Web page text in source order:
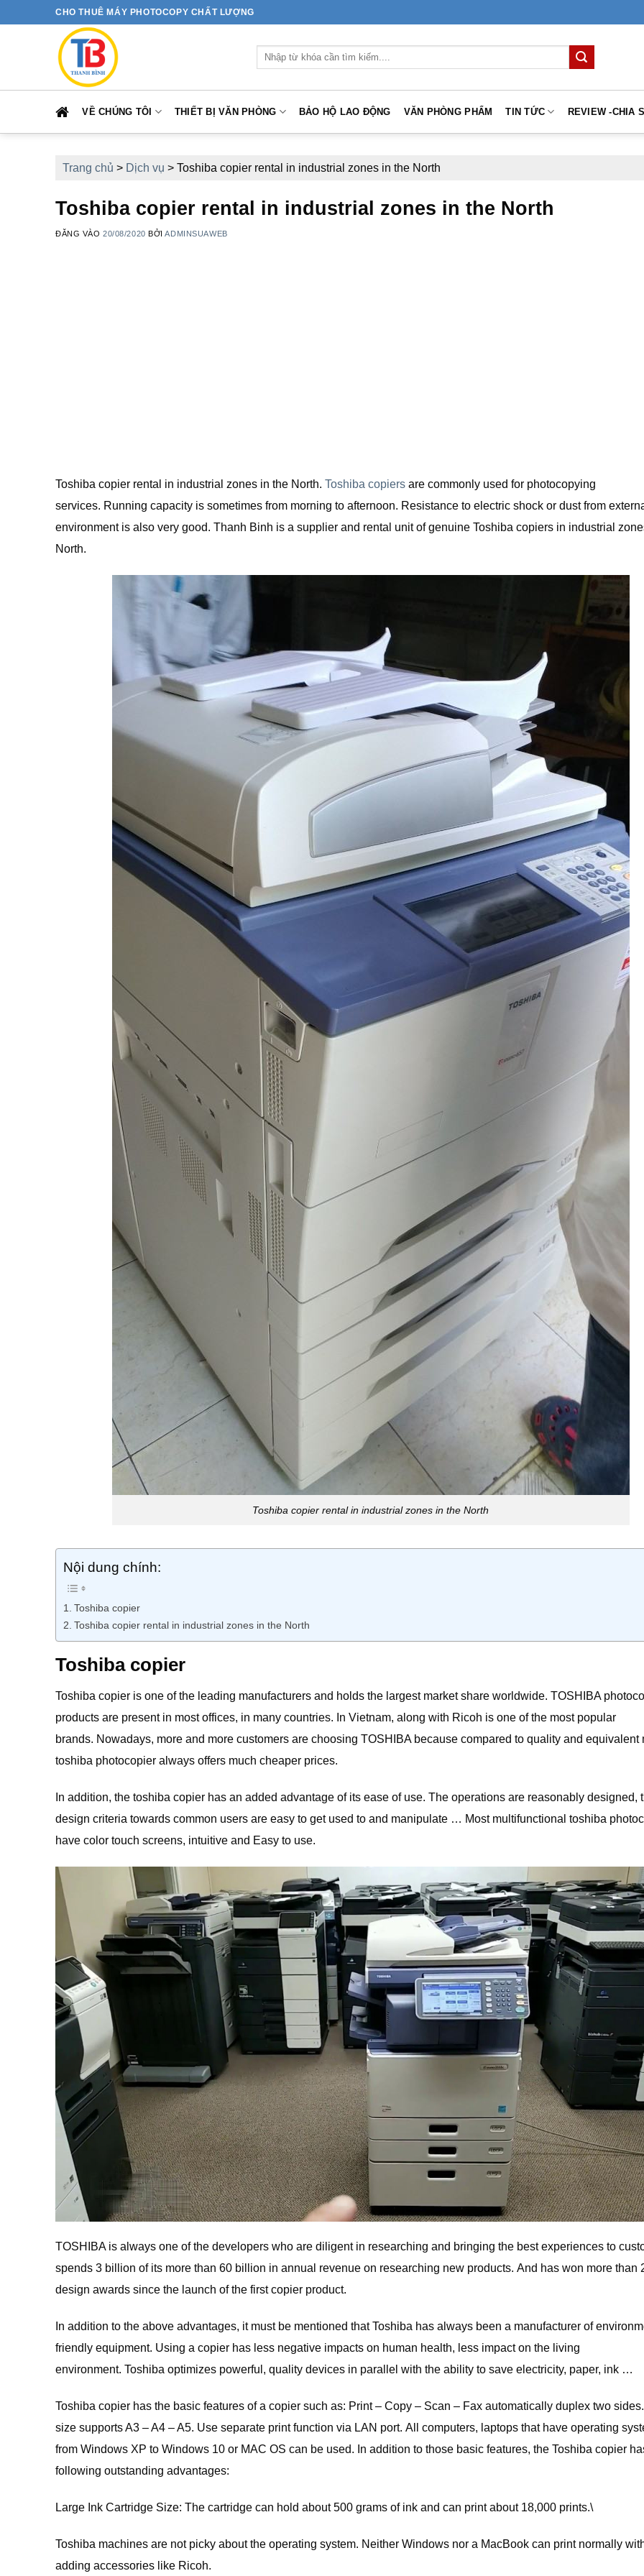
qua
CHO THUÊ MÁY PHOTOCOPY CHẤT LƯỢNG
Tìm
kiếm:
VỀ CHÚNG TÔI THIẾT BỊ VĂN PHÒNG BẢO HỘ LAO ĐỘNG VĂN PHÒNG PHẨM TIN TỨC REVIEW -CHIA
Trang chủ > Dịch vụ > Toshiba copier rental in industrial zones in the North
Toshiba copier rental in industrial zones in the North
ĐĂNG VÀO20/08/2020 BỞIADMINSUAWEB
Toshiba copier rental in industrial zones in the North. Toshiba copiers are commonly used for photocopying
services. Running capacity is sometimes from morning to afternoon. Resistance to electric shock or dust from
environment is also very good. Thanh Binh is a supplier and rental unit of genuine Toshiba copiers in industrial
North.
Toshiba copier rental in industrial zones in the North
Nội dung chính:
Toshiba copier
Toshiba copier rental in industrial zones in the North
Toshiba copier
Toshiba copier is one of the leading manufacturers and holds the largest market share worldwide. TOSHIBA
products are present in most offices, in many countries. In Vietnam, along with Ricoh is one of the most popular
brands. Nowadays, more and more customers are choosing TOSHIBA because compared to quality and equivalent
toshiba photocopier always offers much cheaper prices.
In addition, the toshiba copier has an added advantage of its ease of use. The operations are reasonably designed,
design criteria towards common users are easy to get used to and manipulate … Most multifunctional toshiba
have color touch screens, intuitive and Easy to use.
TOSHIBA is always one of the developers who are diligent in researching and bringing the best experiences to
spends 3 billion of its more than 60 billion in annual revenue on researching new products. And has won more than
design awards since the launch of the first copier product.
In addition to the above advantages, it must be mentioned that Toshiba has always been a manufacturer of
friendly equipment. Using a copier has less negative impacts on human health, less impact on the living
environment. Toshiba optimizes powerful, quality devices in parallel with the ability to save electricity, paper, ink …
Toshiba copier has the basic features of a copier such as: Print – Copy – Scan – Fax automatically duplex two
size supports A3 – A4 – A5. Use separate print function via LAN port. All computers, laptops that have operating
from Windows XP to Windows 10 or MAC OS can be used. In addition to those basic features, the Toshiba copier
following outstanding advantages:
Large Ink Cartridge Size: The cartridge can hold about 500 grams of ink and can print about 18,000 prints.\
Toshiba machines are not picky about the operating system. Neither Windows nor a MacBook can print normally
adding accessories like Ricoh.